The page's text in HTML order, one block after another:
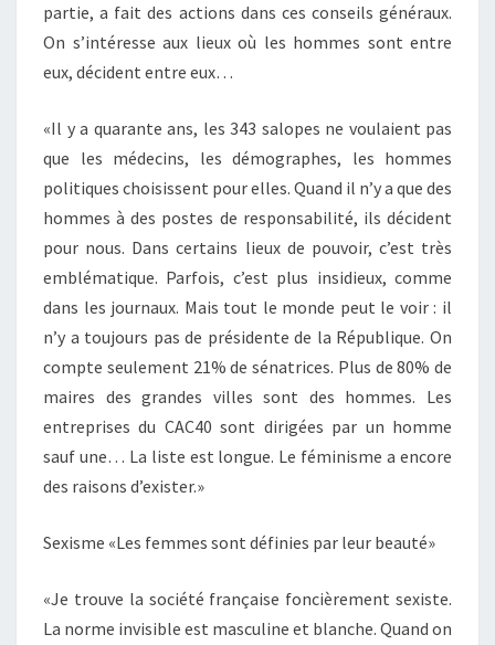
partie, a fait des actions dans ces conseils généraux.
On s’intéresse aux lieux où les hommes sont entre
eux, décident entre eux…
«Il y a quarante ans, les 343 salopes ne voulaient pas
que les médecins, les démographes, les hommes
politiques choisissent pour elles. Quand il n’y a que des
hommes à des postes de responsabilité, ils décident
pour nous. Dans certains lieux de pouvoir, c’est très
emblématique. Parfois, c’est plus insidieux, comme
dans les journaux. Mais tout le monde peut le voir : il
n’y a toujours pas de présidente de la République. On
compte seulement 21% de sénatrices. Plus de 80% de
maires des grandes villes sont des hommes. Les
entreprises du CAC40 sont dirigées par un homme
sauf une… La liste est longue. Le féminisme a encore
des raisons d’exister.»
Sexisme «Les femmes sont définies par leur beauté»
«Je trouve la société française foncièrement sexiste.
La norme invisible est masculine et blanche. Quand on